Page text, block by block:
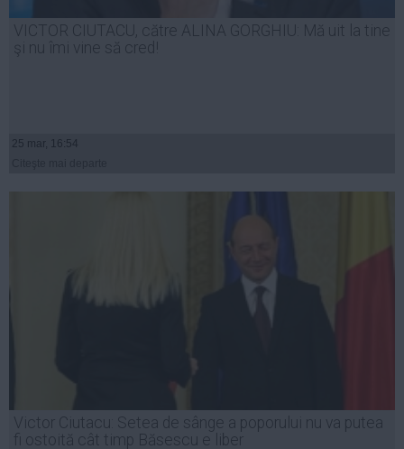
VICTOR CIUTACU, către ALINA GORGHIU: Mă uit la tine
şi nu îmi vine să cred!
25 mar, 16:54
Victor Ciutacu: Setea de sânge a poporului nu va putea
fi ostoită cât timp Băsescu e liber